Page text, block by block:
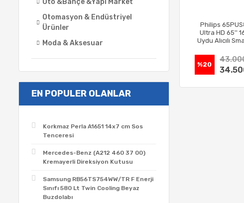
Oto &Bahçe &Yapı Market
Otomasyon & Endüstriyel
Ürünler
Moda & Aksesuar
EN POPULER OLANLAR
Korkmaz Perla A1651 14x7 cm Sos
Tenceresi
Mercedes-Benz (A212 460 37 00)
Kremayerli Direksiyon Kutusu
Samsung RB56TS754WW/TR F Enerji
Sınıfı 580 Lt Twin Cooling Beyaz
Buzdolabı
Philips
Ultra HD 65''
Uydu Alıcılı
%20